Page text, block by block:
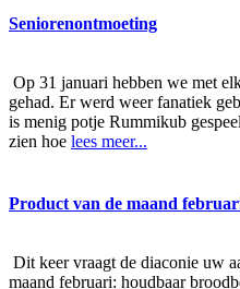
Seniorenontmoeting
Op 31 januari hebben we met
gehad. Er werd weer fanatiek
is menig potje Rummikub
zien hoe lees meer...
Product van de maand
Dit keer vraagt de diaconie uw
maand februari: houdbaar